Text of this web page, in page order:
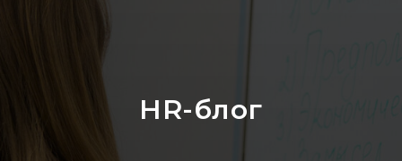
HR-блог